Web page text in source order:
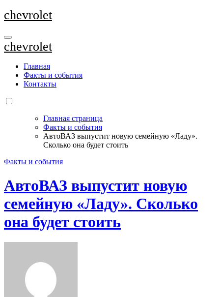
Перейти
к
chevrolet
chevrolet
Главная
Факты и события
Контакты
Главная страница
Факты и события
АвтоВАЗ выпустит новую семейную «Ладу».
Сколько она будет стоить
Факты и события
АвтоВАЗ выпустит новую
семейную «Ладу». Сколько
она будет стоить